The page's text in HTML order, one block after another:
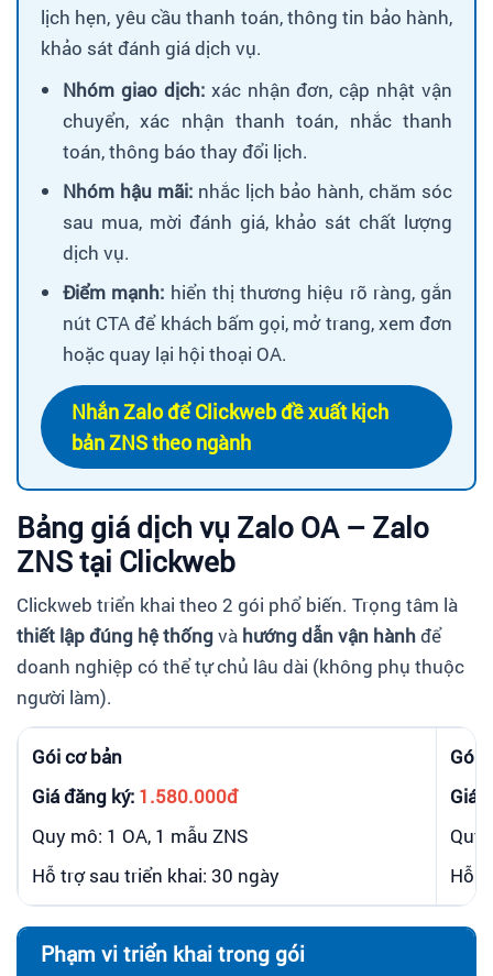
lịch hẹn, yêu cầu thanh toán, thông tin bảo hành,
khảo sát đánh giá dịch vụ.
Nhóm giao dịch:xác nhận đơn, cập nhật vận
chuyển, xác nhận thanh toán, nhắc thanh
toán, thông báo thay đổi lịch.
Nhóm hậu mãi:nhắc lịch bảo hành, chăm sóc
sau mua, mời đánh giá, khảo sát chất lượng
dịch vụ.
Điểm mạnh: hiển thị thương hiệu rõ ràng, gắn
nút CTA để khách bấm gọi, mở trang, xem đơn
hoặc quay lại hội thoại OA.
Nhắn Zalo để Clickweb đề xuất kịch
bản ZNS theo ngành
Bảng giá dịch vụ Zalo OA – Zalo
ZNS tại Clickweb
Clickweb triển khai theo 2 gói phổ biến. Trọng tâm là
thiết lập đúng hệ thốngvà hướng dẫn vận hànhđể
doanh nghiệp có thể tự chủ lâu dài (không phụ thuộc
người làm).
Gói cơ bản
Giá đăng ký: 1.580.000đ
Quy mô: 1 OA, 1 mẫu ZNS
Hỗ trợ sau triển khai: 30 ngày
Gói
Giá
Quy
Hỗ
Phạm vi triển khai trong gói